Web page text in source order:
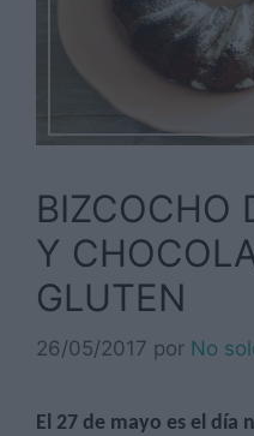
BIZCOCHO
Y
GLUTEN
26/05/2017 por No
El 27 de mayo es el día